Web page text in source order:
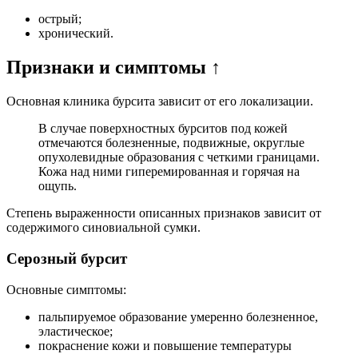
острый;
хронический.
Признаки и симптомы ↑
Основная клиника бурсита зависит от его локализации.
В случае поверхностных бурситов под кожей
отмечаются болезненные, подвижные, округлые
опухолевидные образования с четкими границами.
Кожа над ними гиперемированная и горячая на
ощупь.
Степень выраженности описанных признаков зависит от
содержимого синовиальной сумки.
Серозный бурсит
Основные симптомы:
пальпируемое образование умеренно болезненное,
эластическое;
покраснение кожи и повышение температуры